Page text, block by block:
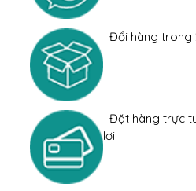
Đổi hàng trong
Đặt hàng trực
lợi